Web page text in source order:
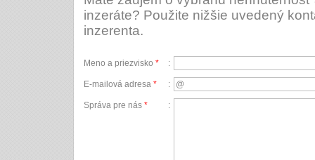
inzeráte? Použite nižšie uvedený
inzerenta.
Meno a priezvisko * :
E-mailová adresa * :
Správa pre nás * :